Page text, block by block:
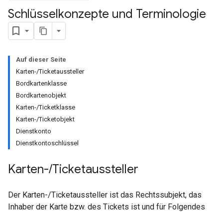
Schlüsselkonzepte und Terminologie
Auf dieser Seite
Karten-/Ticketaussteller
Bordkartenklasse
Bordkartenobjekt
Karten-/Ticketklasse
Karten-/Ticketobjekt
Dienstkonto
Dienstkontoschlüssel
Karten-/Ticketaussteller
Der Karten-/Ticketaussteller ist das Rechtssubjekt, das
Inhaber der Karte bzw. des Tickets ist und für Folgendes